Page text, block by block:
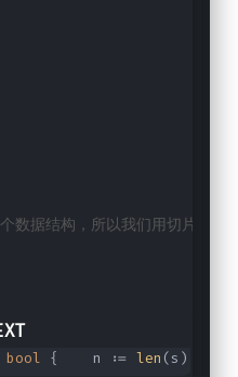
数据结构，所以我们用切片代替
bool { n := len (s)